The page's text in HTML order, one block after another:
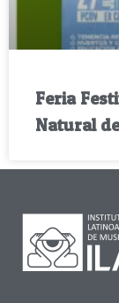
Feria
Natural